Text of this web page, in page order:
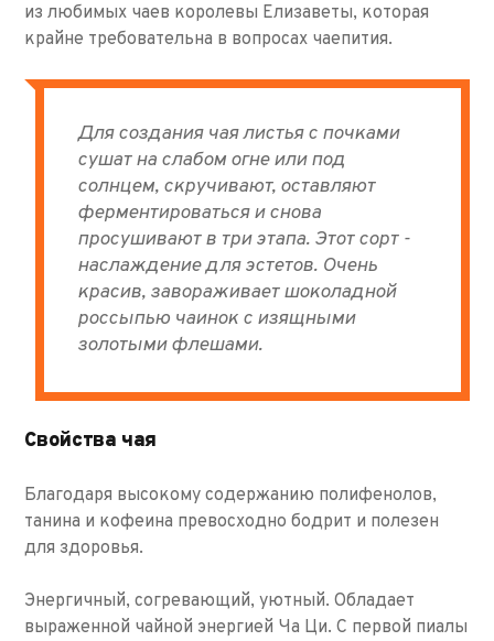
из любимых чаев королевы Елизаветы, которая
крайне требовательна в вопросах чаепития.
Для создания чая листья с почками
сушат на слабом огне или под
солнцем, скручивают, оставляют
ферментироваться и снова
просушивают в три этапа. Этот сорт -
наслаждение для эстетов. Очень
красив, завораживает шоколадной
россыпью чаинок с изящными
золотыми флешами.
Свойства чая
Благодаря высокому содержанию полифенолов,
танина и кофеина превосходно бодрит и полезен
для здоровья.
Энергичный, согревающий, уютный. Обладает
выраженной чайной энергией Ча Ци. С первой пиалы